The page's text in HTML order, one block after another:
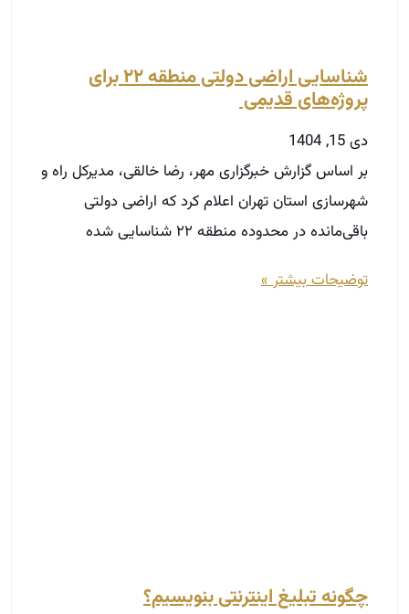
شناسایی اراضی دولتی منطقه ۲۲ برای
پروژه‌های قدیمی ️
دی 15, 1404
بر اساس گزارش خبرگزاری مهر، رضا خالقی، مدیرکل راه و
شهرسازی استان تهران اعلام کرد که اراضی دولتی
باقی‌مانده در محدوده منطقه ۲۲ شناسایی شده
توضیحات بیشتر »
چگونه تبلیغ اینترنتی بنویسیم؟